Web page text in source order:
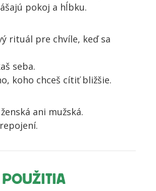
pokoj a hĺbku.
rituál pre chvíle, keď sa
seba.
koho chceš cítiť bližšie.
ani mužská.
POUŽITIA